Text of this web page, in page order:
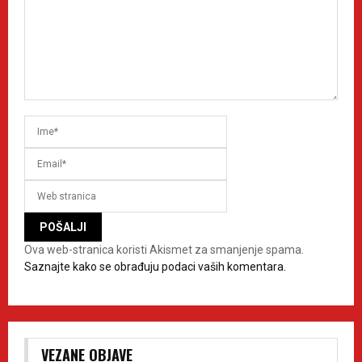
Ova web-stranica koristi Akismet za smanjenje spama.
Saznajte kako se obrađuju podaci vaših komentara.
VEZANE OBJAVE